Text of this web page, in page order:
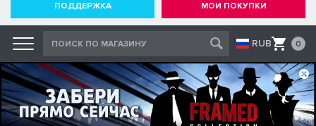
ПОДДЕРЖКА МОИ ПОКУПКИ
RUB 0